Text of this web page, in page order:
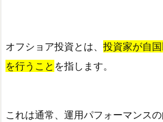
オ
フ
ア
オフショア投資とは、 投資家が自
を行うこと を指します。
これは通常、運用パフォーマンス